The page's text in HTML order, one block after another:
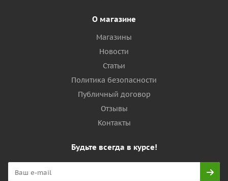
О магазине
Магазины
Новости
Статьи
Политика безопасности
Публичный договор
Отзывы
Контакты
Будьте всегда в курсе!